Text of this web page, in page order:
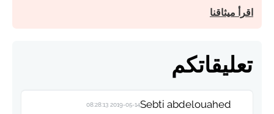
اقرأ ميثاقنا
تعليقاتكم
Sebti abdelouahed
2019-05-14 08:28:13